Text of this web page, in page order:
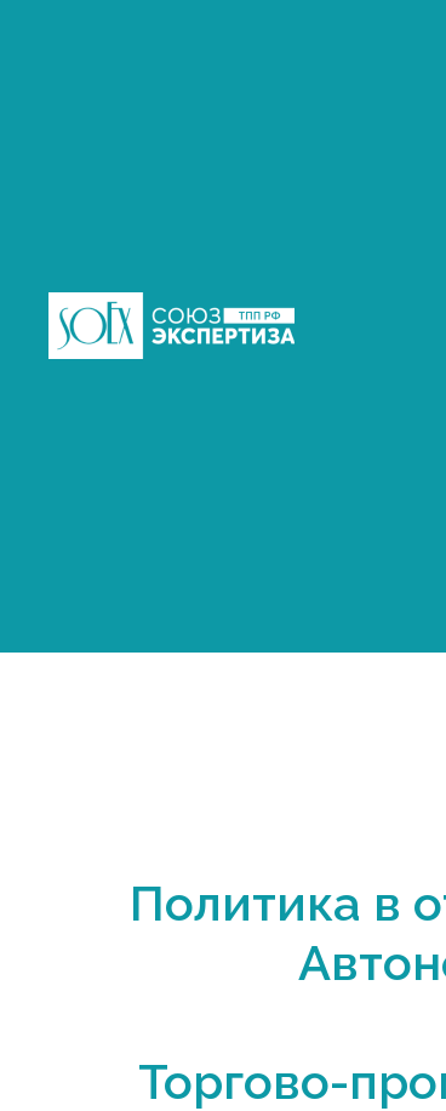
Политика в
Торгово-